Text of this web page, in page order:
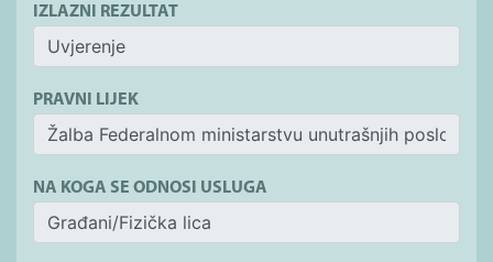
IZLAZNI REZULTAT
PRAVNI LIJEK
NA KOGA SE ODNOSI USLUGA